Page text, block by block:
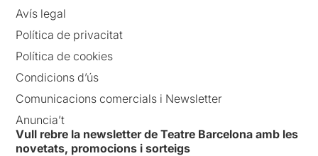
Avís legal
Política de privacitat
Política de cookies
Condicions d’ús
Comunicacions comercials i Newsletter
Anuncia’t
Vull rebre la newsletter de Teatre Barcelona amb les
novetats, promocions i sorteigs